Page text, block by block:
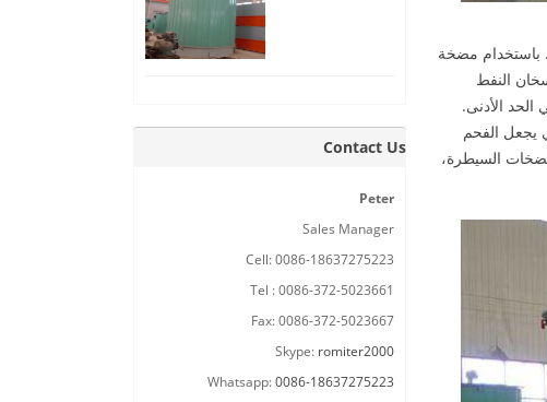
باستخدام مضخة
النفط
الأدنى.
يجعل الفحم
السيطرة،
Contact Us
Peter
Sales Manager
Cell: 0086-18637275223
Tel : 0086-372-5023661
Fax: 0086-372-5023667
Skype: romiter2000
Whatsapp:0086-18637275223